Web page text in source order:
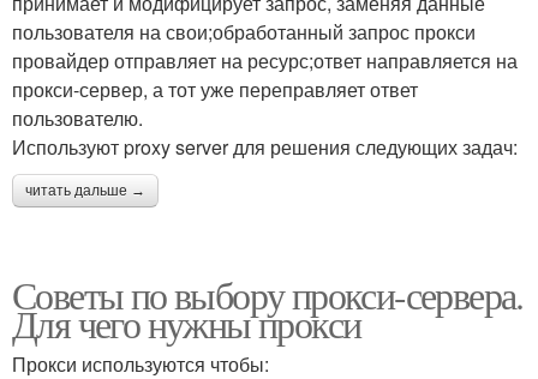
пользователя на свои;обработанный запрос прокси
провайдер отправляет на ресурс;ответ направляется на
прокси-сервер, а тот уже переправляет ответ
пользователю.
Используют proxy server для решения следующих задач:
читать дальше →
Советы по выбору прокси-сервера.
Для чего нужны прокси
Прокси используются чтобы: